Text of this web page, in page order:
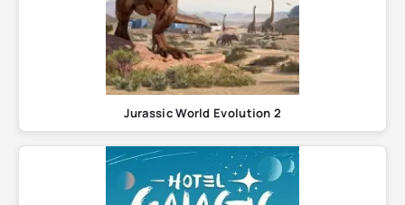
Jurassic World Evolution 2